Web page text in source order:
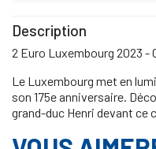
Description
2 Euro Luxembourg 2023 -
Le Luxembourg met en
son 175e anniversaire.
grand-duc Henri devant ce